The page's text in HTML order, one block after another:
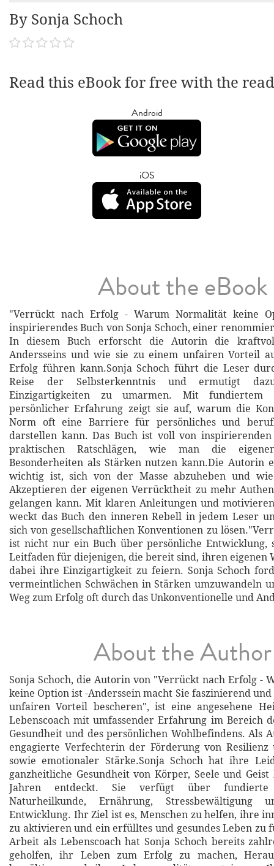
By Sonja Schoch
Read this eBook for free with the
Android
iOS
About the eBook
"Verrückt nach Erfolg - Warum Normalität keine
inspirierendes Buch von Sonja Schoch, einer
In diesem Buch erforscht die Autorin die
Andersseins und wie sie zu einem unfairen Vorteil
Erfolg führen kann.Sonja Schoch führt die Leser
Reise der Selbsterkenntnis und ermutigt
Einzigartigkeiten zu umarmen. Mit fundiertem
persönlicher Erfahrung zeigt sie auf, warum die
Norm oft eine Barriere für persönliches und
darstellen kann. Das Buch ist voll von inspirierenden
praktischen Ratschlägen, wie man die
Besonderheiten als Stärken nutzen kann.Die Autorin
wichtig ist, sich von der Masse abzuheben und
Akzeptieren der eigenen Verrücktheit zu mehr
gelangen kann. Mit klaren Anleitungen und
weckt das Buch den inneren Rebell in jedem Leser
sich von gesellschaftlichen Konventionen zu
ist nicht nur ein Buch über persönliche Entwicklung,
Leitfaden für diejenigen, die bereit sind, ihren eigenen
dabei ihre Einzigartigkeit zu feiern. Sonja Schoch
vermeintlichen Schwächen in Stärken umzuwandeln
Weg zum Erfolg oft durch das Unkonventionelle und
About the Author
Sonja Schoch, die Autorin von "Verrückt nach Erfolg -
keine Option ist -Anderssein macht Sie faszinierend
unfairen Vorteil bescheren", ist eine angesehene
Lebenscoach mit umfassender Erfahrung im Bereich
Gesundheit und des persönlichen Wohlbefindens. Als
engagierte Verfechterin der Förderung von
sowie emotionaler Stärke.Sonja Schoch hat ihre
ganzheitliche Gesundheit von Körper, Seele und
Jahren entdeckt. Sie verfügt über fundierte
Naturheilkunde, Ernährung, Stressbewältigung
Entwicklung. Ihr Ziel ist es, Menschen zu helfen, ihre
zu aktivieren und ein erfülltes und gesundes Leben zu
Arbeit als Lebenscoach hat Sonja Schoch bereits
geholfen, ihr Leben zum Erfolg zu machen,